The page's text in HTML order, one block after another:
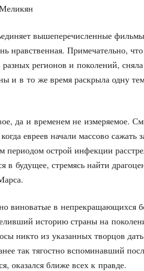
выше­пе­ре­чис­лен­ные
нрав­ствен­ная. При­ме­ча­тель­но,
реги­о­нов и поко­ле­ний,
и в то же вре­мя рас­кры­ла одну
да и вре­ме­нем не изме­ря­е­мое.
евре­ев нача­ли мас­со­во сажать
пери­о­дом острой инфек­ции
в буду­щее, стре­мясь най­ти
вино­ва­тые в непре­кра­ща­ю­щих­ся
исто­рию стра­ны на
никто из ука­зан­ных твор­цов
так тягост­но вспо­ми­нав­ший
ока­зал­ся бли­же всех к правде.